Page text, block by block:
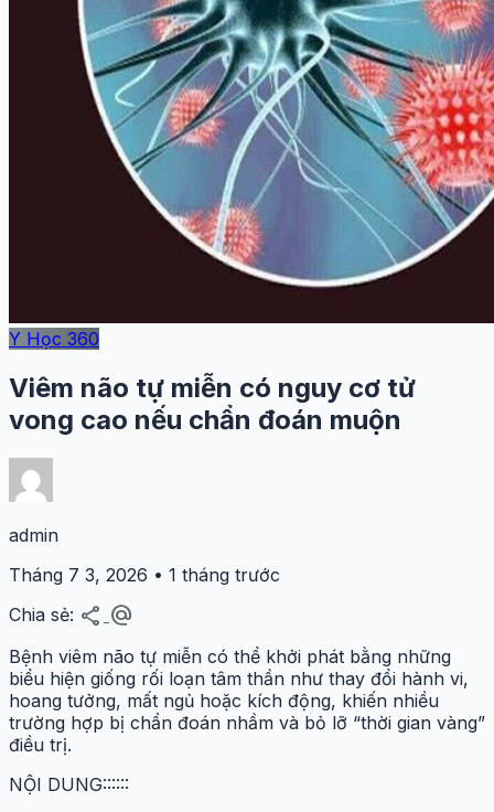
Y Học 360
Viêm não tự miễn có nguy cơ tử
vong cao nếu chẩn đoán muộn
admin
Tháng 7 3, 2026 • 1 tháng trước
Chia sẻ: share alternate_email
Bệnh viêm não tự miễn có thể khởi phát bằng những
biểu hiện giống rối loạn tâm thần như thay đổi hành vi,
hoang tưởng, mất ngủ hoặc kích động, khiến nhiều
trường hợp bị chẩn đoán nhầm và bỏ lỡ “thời gian vàng”
điều trị.
NỘI DUNG::::::